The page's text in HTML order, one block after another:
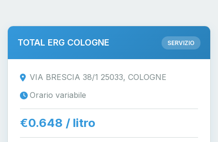
TOTAL ERG COLOGNE SERVIZIO
VIA BRESCIA 38/1 25033, COLOGNE
Orario variabile
€0.648 / litro